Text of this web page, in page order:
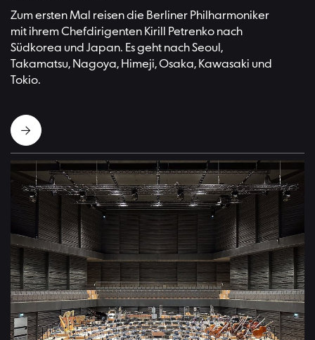
Zum ersten Mal reisen die Berliner Philharmoniker
mit ihrem Chefdirigenten Kirill Petrenko nach
Südkorea und Japan. Es geht nach Seoul,
Takamatsu, Nagoya, Himeji, Osaka, Kawasaki und
Tokio.